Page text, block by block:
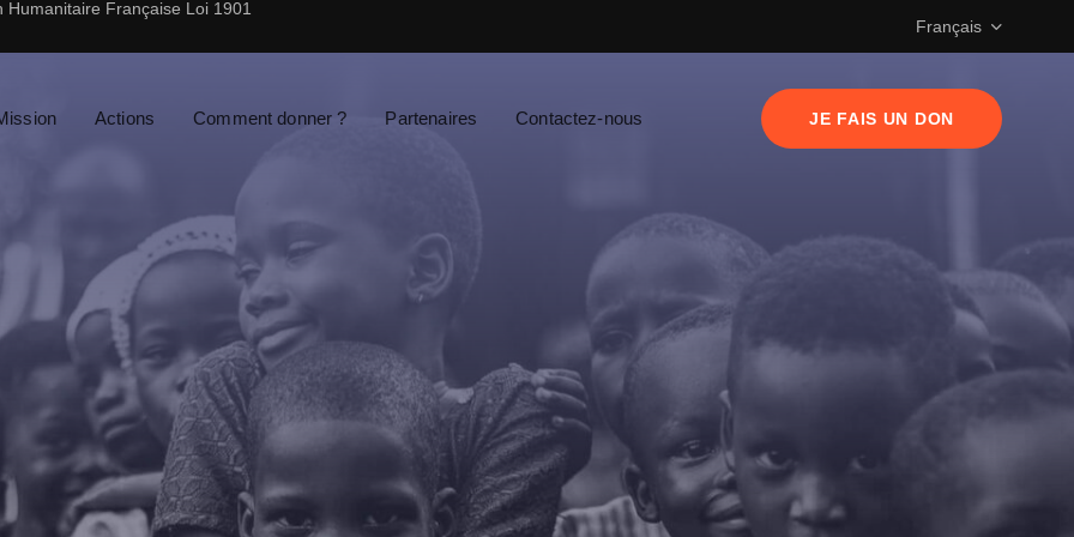
Humanitaire Française Loi 1901
Français
English
Português
Actions Comment donner ? Partenaires Contactez-nous JE FAIS UN DON
pas venir à l’hôpital, alors l’hôpital vient à nous
les cœurs